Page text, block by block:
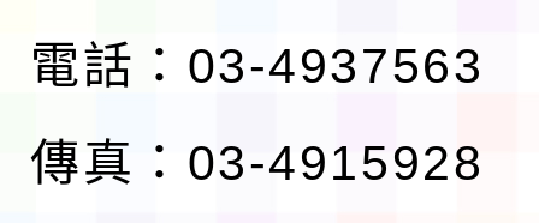
電話：03-4937563
傳真：03-4915928